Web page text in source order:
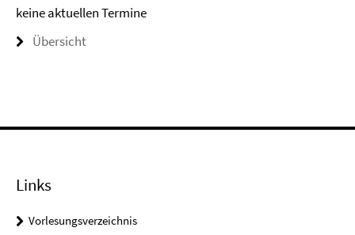
keine aktuellen Termine
Übersicht
Links
Vorlesungsverzeichnis